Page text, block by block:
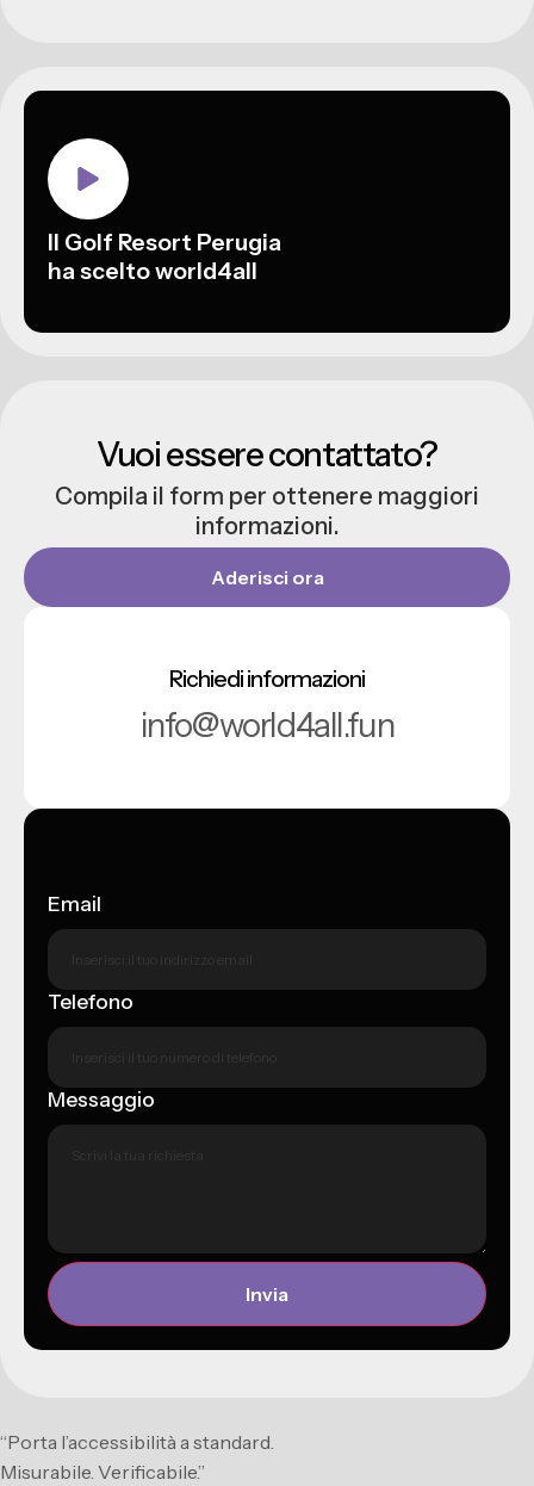
Il Golf Resort Perugia
ha scelto world4all
Email
Telefono
Messaggio
Invia
Vuoi essere contattato?
Compila il form per ottenere maggiori
informazioni.
Aderisci ora
Richiedi informazioni
info@world4all.fun
“Porta l’accessibilità a standard.
Misurabile. Verificabile.”